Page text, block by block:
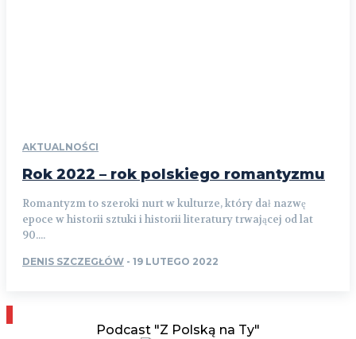
AKTUALNOŚCI
Rok 2022 – rok polskiego romantyzmu
Romantyzm to szeroki nurt w kulturze, który dał nazwę
epoce w historii sztuki i historii literatury trwającej od lat
90....
DENIS SZCZEGŁÓW - 19 LUTEGO 2022
Podcast "Z Polską na Ty"